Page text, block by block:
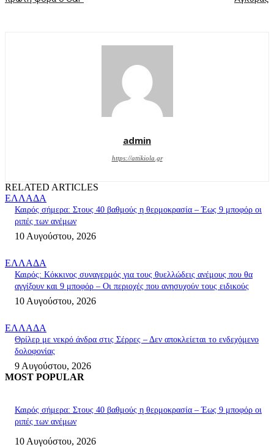
admin
https://attikiola.gr
RELATED ARTICLES
ΕΛΛΑΔΑ
Καιρός σήμερα: Στους 40 βαθμούς η θερμοκρασία – Έως 9 μποφόρ οι
ριπές των ανέμων
10 Αυγούστου, 2026
ΕΛΛΑΔΑ
Καιρός: Κόκκινος συναγερμός για τους θυελλώδεις ανέμους που θα
αγγίξουν και 9 μποφόρ – Οι περιοχές που ανησυχούν τους ειδικούς
10 Αυγούστου, 2026
ΕΛΛΑΔΑ
Θρίλερ με νεκρό άνδρα στις Σέρρες – Δεν αποκλείεται το ενδεχόμενο
δολοφονίας
9 Αυγούστου, 2026
MOST POPULAR
Καιρός σήμερα: Στους 40 βαθμούς η θερμοκρασία – Έως 9 μποφόρ οι
ριπές των ανέμων
10 Αυγούστου, 2026